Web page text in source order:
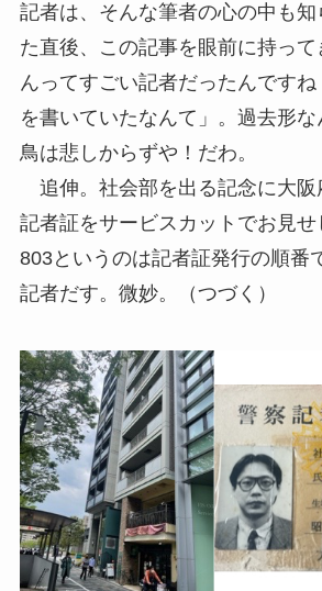
記者は、そんな筆者の心の中も知
た直後、この記事を眼前に持って
んってすごい記者だったんです
を書いていたなんて」。過去形な
鳥は悲しからずや！だわ。
追伸。社会部を出る記念に大阪
記者証をサービスカットでお見
803というのは記者証発行の順番
記者だす。微妙。（つづく）